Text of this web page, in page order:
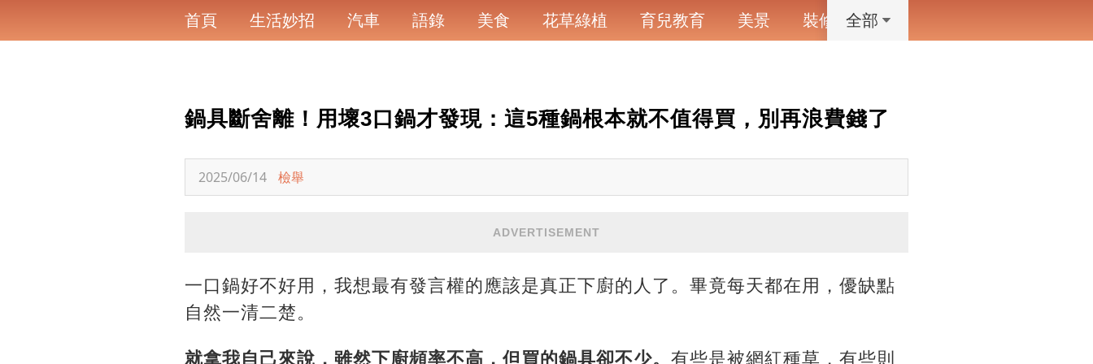
首頁 生活妙招 汽車 語錄 美食 花草綠植 育兒教育 美景 裝修 寵物
全部
鍋具斷舍離！用壞3口鍋才發現：這5種鍋根本就不值得買，別再浪費錢了
2025/06/14 檢舉
ADVERTISEMENT
一口鍋好不好用，我想最有發言權的應該是真正下廚的人了。畢竟每天都在用，優缺點
自然一清二楚。
就拿我自己來說，雖然下廚頻率不高，但買的鍋具卻不少。 有些是被網紅種草，有些則